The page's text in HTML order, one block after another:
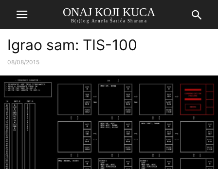
ONAJ KOJI KUCA
B(r)log Arnela Šarića Sharana
Igrao sam: TIS-100
08/08/2015